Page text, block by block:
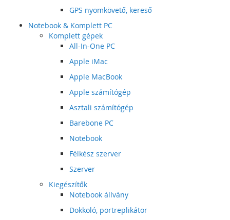
GPS nyomkövető, kereső
Notebook & Komplett PC
Komplett gépek
All-In-One PC
Apple iMac
Apple MacBook
Apple számítógép
Asztali számítógép
Barebone PC
Notebook
Félkész szerver
Szerver
Kiegészítők
Notebook állvány
Dokkoló, portreplikátor